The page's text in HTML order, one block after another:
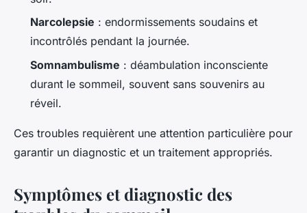
Narcolepsie : endormissements soudains et
incontrôlés pendant la journée.
Somnambulisme : déambulation inconsciente
durant le sommeil, souvent sans souvenirs au
réveil.
Ces troubles requièrent une attention particulière pour
garantir un diagnostic et un traitement appropriés.
Symptômes et diagnostic des